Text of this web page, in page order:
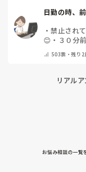
日勤の時、
・禁止され
😊 ・ ３０分
503票・残り2
リアル
お悩み相談の一覧